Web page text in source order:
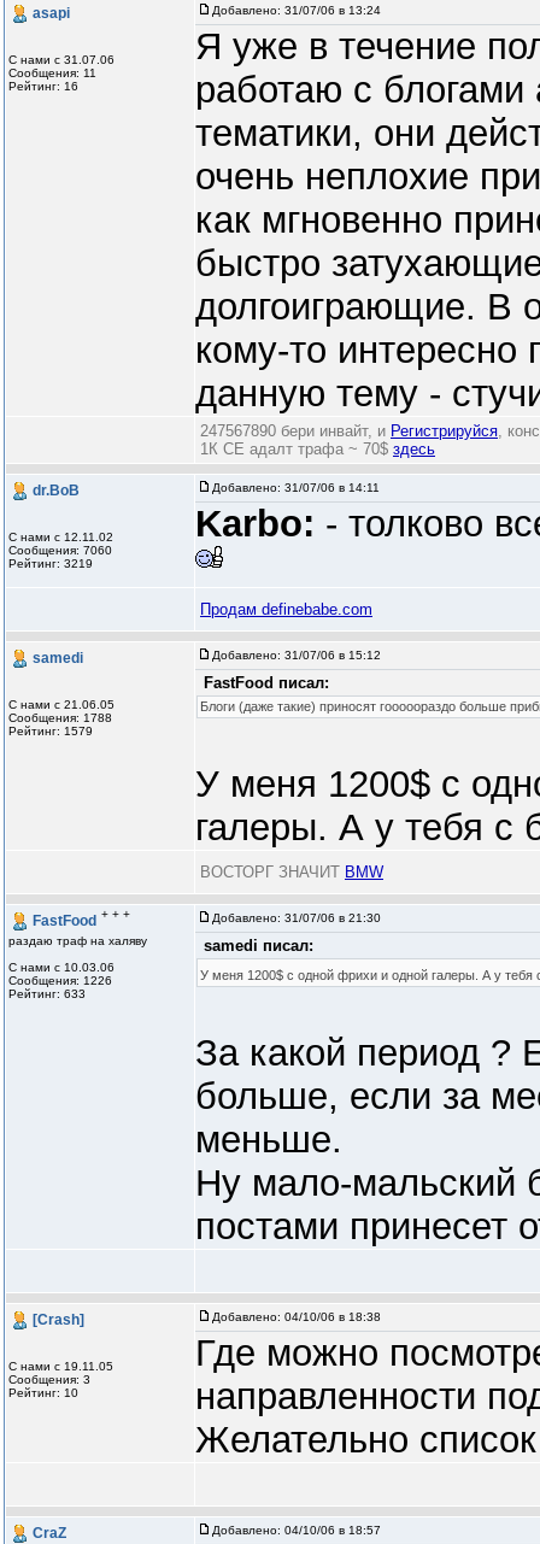
asapi
С нами с 31.07.06
Сообщения: 11
Рейтинг: 16
Добавлено: 31/07/06 в 13:24
Я уже в течение
работаю с блогами
тематики, они
очень неплохие
как мгновенно
быстро
долгоиграющие. В
кому-то интересно
данную тему -
247567890 бери инвайт, и Регистрируйся,
1К СЕ адалт трафа ~ 70$ здесь
dr.BoB
С нами с 12.11.02
Сообщения: 7060
Рейтинг: 3219
Добавлено: 31/07/06 в 14:11
Karbo: - толково
Продам definebabe.com
samedi
С нами с 21.06.05
Сообщения: 1788
Рейтинг: 1579
Добавлено: 31/07/06 в 15:12
FastFood писал:
Блоги (даже такие) приносят гооооораздо больше
У меня 1200$ с
галеры. А у тебя с
ВОСТОРГ ЗНАЧИТ BMW
FastFood + + +
раздаю траф на халяву
С нами с 10.03.06
Сообщения: 1226
Рейтинг: 633
Добавлено: 31/07/06 в 21:30
samedi писал:
У меня 1200$ с одной фрихи и одной галеры. А у тебя
За какой период ?
больше, если за
меньше.
Ну мало-мальский
постами принесет
[Crash]
С нами с 19.11.05
Сообщения: 3
Рейтинг: 10
Добавлено: 04/10/06 в 18:38
Где можно
направленности
Желательно список
CraZ Добавлено: 04/10/06 в 18:57